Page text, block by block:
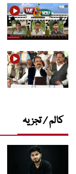
کالم / تجزیہ